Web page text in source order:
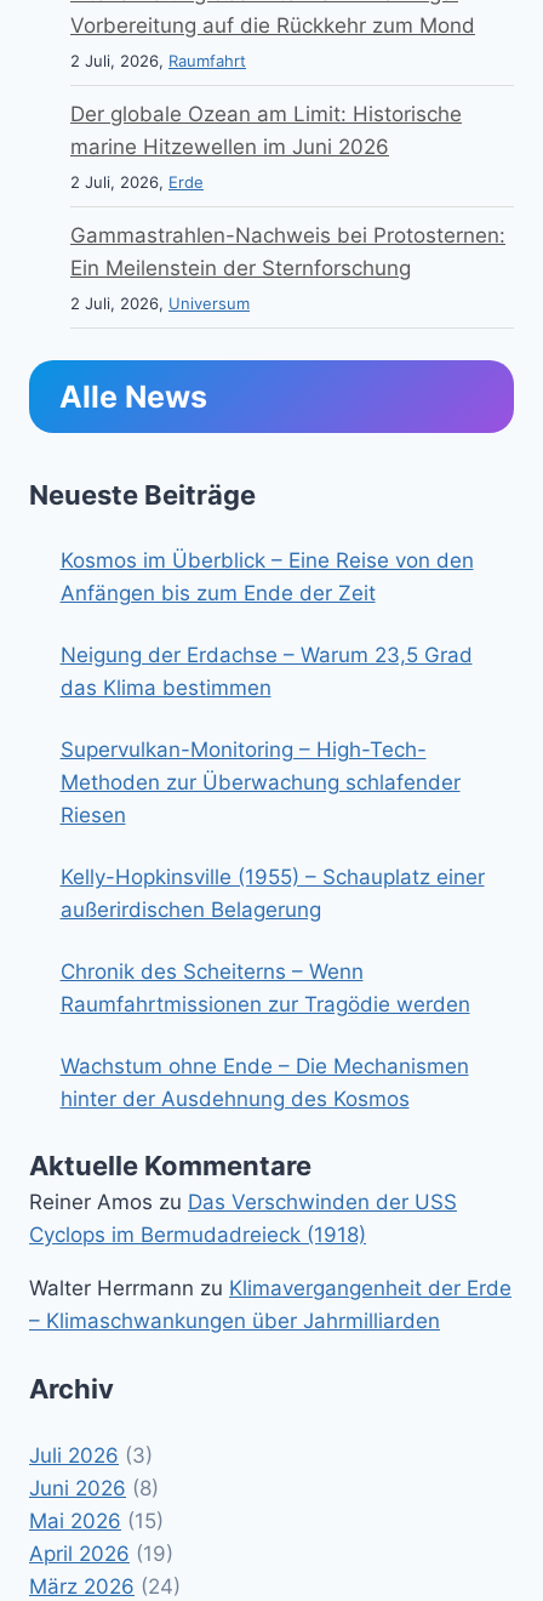
Vorbereitung auf die Rückkehr zum Mond
2 Juli, 2026, Raumfahrt
Der globale Ozean am Limit: Historische
marine Hitzewellen im Juni 2026
2 Juli, 2026, Erde
Gammastrahlen-Nachweis bei Protosternen:
Ein Meilenstein der Sternforschung
2 Juli, 2026, Universum
Alle News
Neueste Beiträge
Kosmos im Überblick – Eine Reise von den
Anfängen bis zum Ende der Zeit
Neigung der Erdachse – Warum 23,5 Grad
das Klima bestimmen
Supervulkan-Monitoring – High-Tech-
Methoden zur Überwachung schlafender
Riesen
Kelly-Hopkinsville (1955) – Schauplatz einer
außerirdischen Belagerung
Chronik des Scheiterns – Wenn
Raumfahrtmissionen zur Tragödie werden
Wachstum ohne Ende – Die Mechanismen
hinter der Ausdehnung des Kosmos
Aktuelle Kommentare
Reiner Amos zu Das Verschwinden der USS
Cyclops im Bermudadreieck (1918)
Walter Herrmann zu Klimavergangenheit der Erde
– Klimaschwankungen über Jahrmilliarden
Archiv
Juli 2026 (3)
Juni 2026 (8)
Mai 2026 (15)
April 2026 (19)
März 2026 (24)